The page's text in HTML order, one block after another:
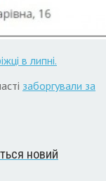
в липні.
заборгували за
новий